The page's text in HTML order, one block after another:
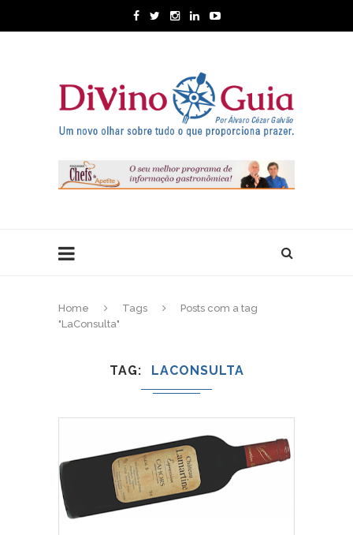
Home Tags
Posts com a tag
"LaConsulta"
TAG LACONSULTA